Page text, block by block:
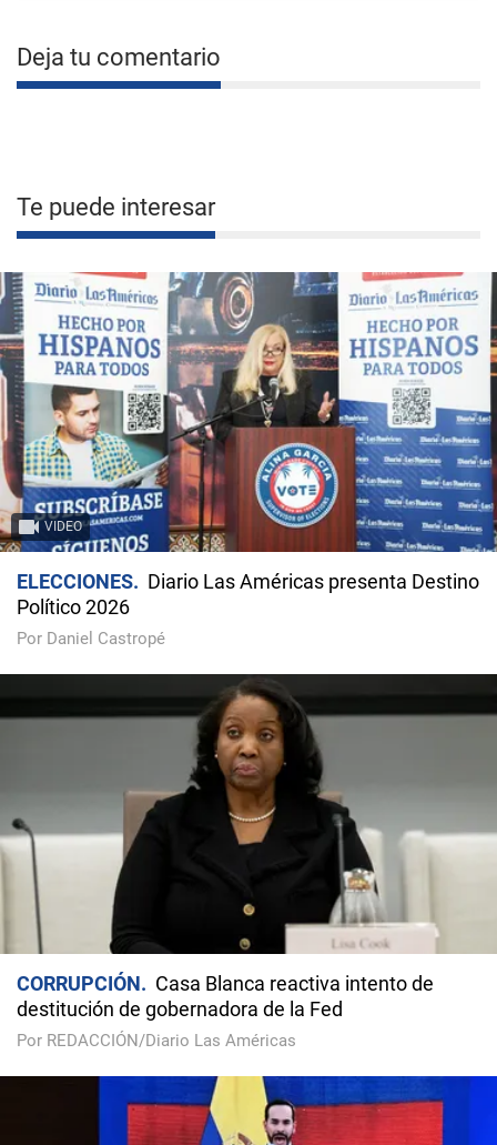
Deja tu comentario
Te puede interesar
VIDEO
ELECCIONES
Diario Las Américas presenta Destino
Político 2026
Por Daniel Castropé
CORRUPCIÓN
Casa Blanca reactiva intento de
destitución de gobernadora de la Fed
Por REDACCIÓN/Diario Las Américas